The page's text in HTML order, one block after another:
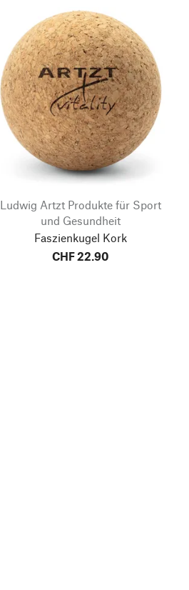
Ludwig Artzt Produkte für Sport
und Gesundheit
Faszienkugel Kork
CHF 22.90